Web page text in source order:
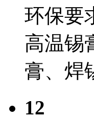
环保要
高温锡
膏、焊
12